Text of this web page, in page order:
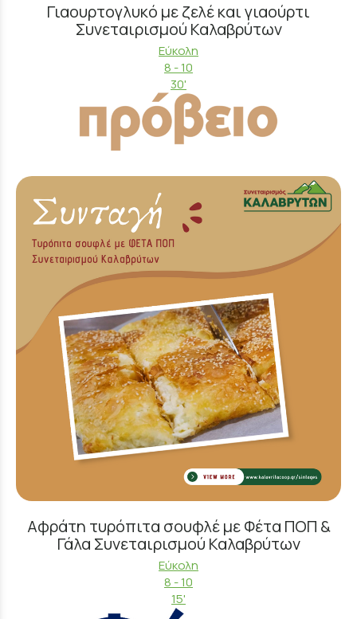
Γιαουρτογλυκό με ζελέ και γιαούρτι
Συνεταιρισμού Καλαβρύτων
Εύκολη
8 - 10
30'
Αφράτη τυρόπιτα σουφλέ με Φέτα ΠΟΠ &
Γάλα Συνεταιρισμού Καλαβρύτων
Εύκολη
8 - 10
15'